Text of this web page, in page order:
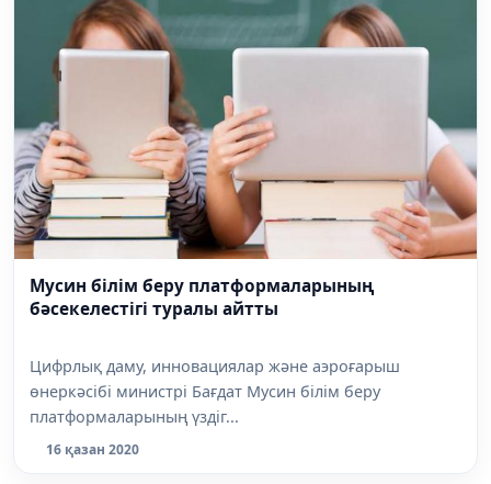
Мусин білім беру платформаларының
бәсекелестігі туралы айтты
Цифрлық даму, инновациялар және аэроғарыш
өнеркәсібі министрі Бағдат Мусин білім беру
платформаларының үздіг...
16 қазан 2020